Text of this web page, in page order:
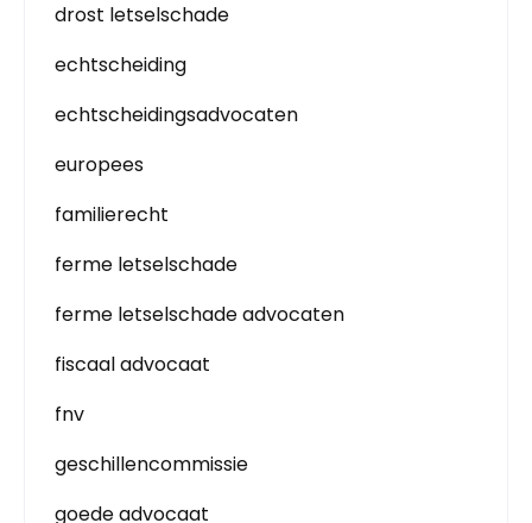
drost letselschade
echtscheiding
echtscheidingsadvocaten
europees
familierecht
ferme letselschade
ferme letselschade advocaten
fiscaal advocaat
fnv
geschillencommissie
goede advocaat